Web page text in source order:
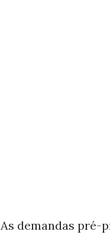
As demandas pré-